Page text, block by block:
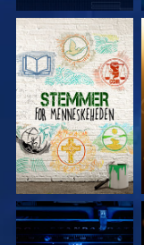
UDFORSK SERIEN